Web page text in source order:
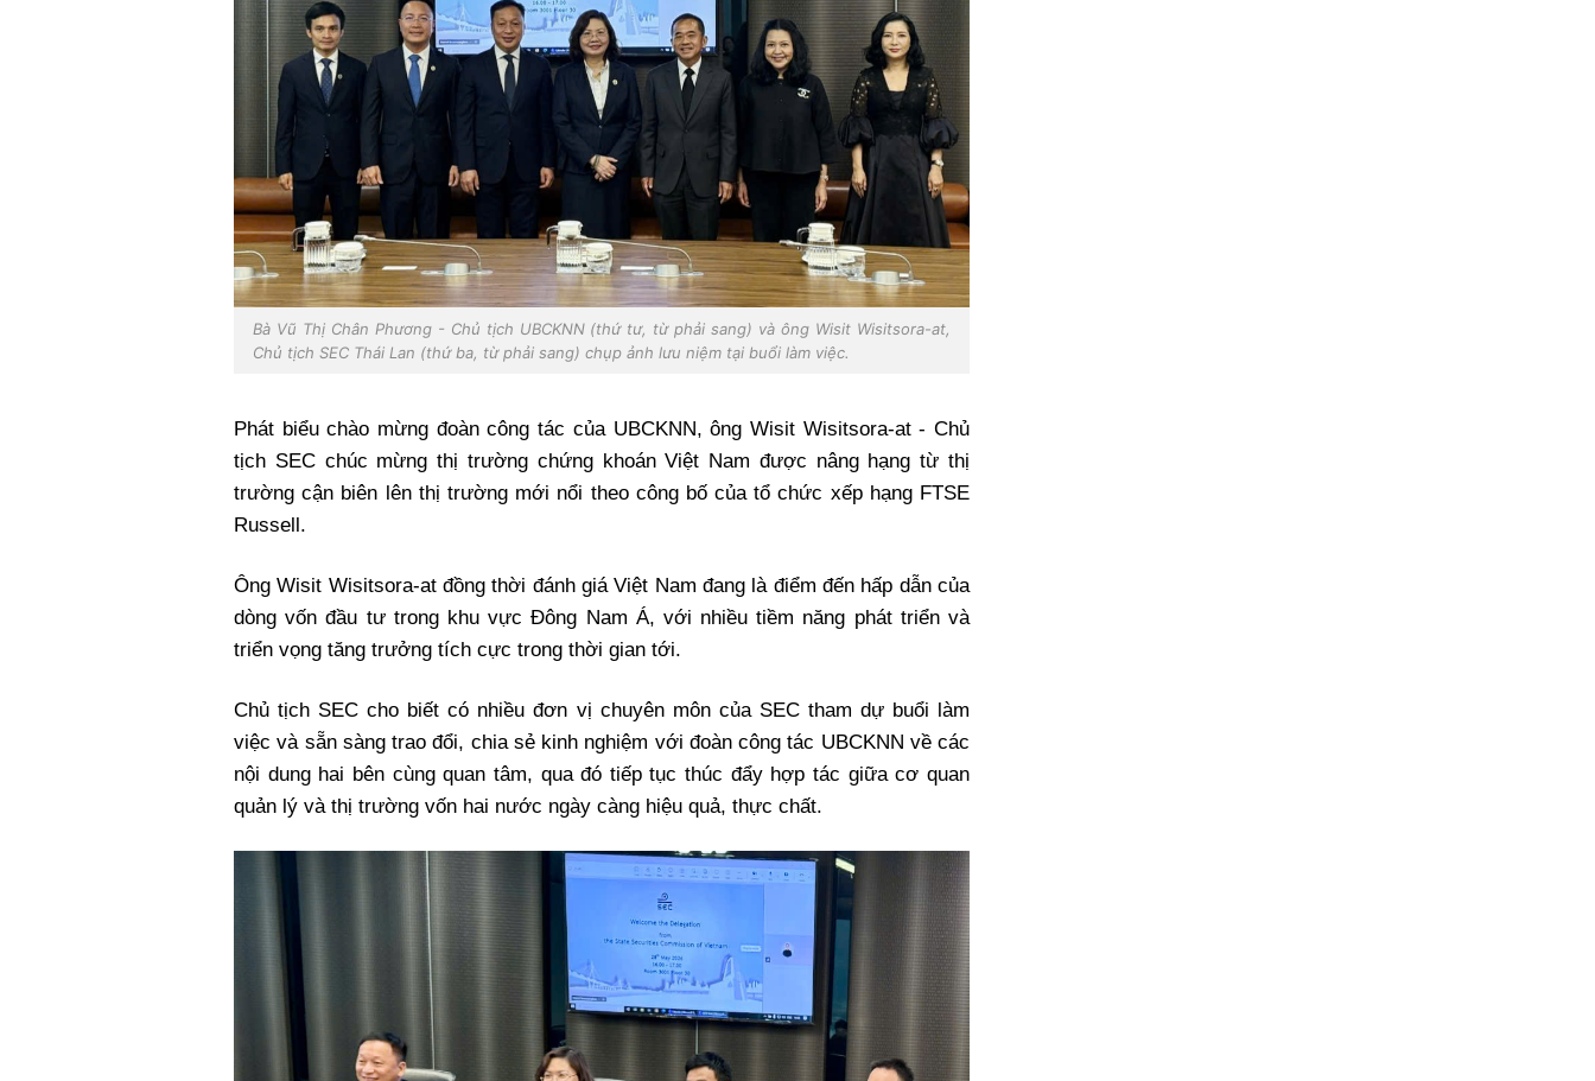
Bà Vũ Thị Chân Phương - Chủ tịch UBCKNN (thứ tư, từ phải sang) và ông Wisit Wisitsora-at,
Chủ tịch SEC Thái Lan (thứ ba, từ phải sang) chụp ảnh lưu niệm tại buổi làm việc.
Phát biểu chào mừng đoàn công tác của UBCKNN, ông Wisit Wisitsora-at - Chủ
tịch SEC chúc mừng thị trường chứng khoán Việt Nam được nâng hạng từ thị
trường cận biên lên thị trường mới nổi theo công bố của tổ chức xếp hạng FTSE
Russell.
Ông Wisit Wisitsora-at đồng thời đánh giá Việt Nam đang là điểm đến hấp dẫn của
dòng vốn đầu tư trong khu vực Đông Nam Á, với nhiều tiềm năng phát triển và
triển vọng tăng trưởng tích cực trong thời gian tới.
Chủ tịch SEC cho biết có nhiều đơn vị chuyên môn của SEC tham dự buổi làm
việc và sẵn sàng trao đổi, chia sẻ kinh nghiệm với đoàn công tác UBCKNN về các
nội dung hai bên cùng quan tâm, qua đó tiếp tục thúc đẩy hợp tác giữa cơ quan
quản lý và thị trường vốn hai nước ngày càng hiệu quả, thực chất.